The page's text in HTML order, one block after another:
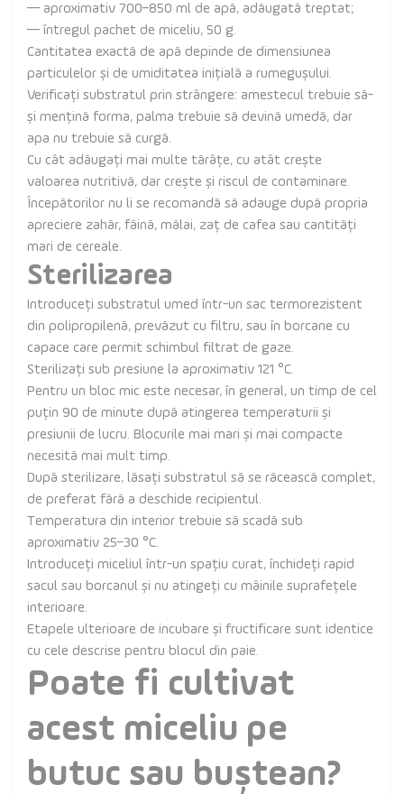
— aproximativ 700–850 ml de apă, adăugată treptat;
— întregul pachet de miceliu, 50 g.
Cantitatea exactă de apă depinde de dimensiunea
particulelor și de umiditatea inițială a rumegușului.
Verificați substratul prin strângere: amestecul trebuie să-
și mențină forma, palma trebuie să devină umedă, dar
apa nu trebuie să curgă.
Cu cât adăugați mai multe tărâțe, cu atât crește
valoarea nutritivă, dar crește și riscul de contaminare.
Începătorilor nu li se recomandă să adauge după propria
apreciere zahăr, făină, mălai, zaț de cafea sau cantități
mari de cereale.
Sterilizarea
Introduceți substratul umed într-un sac termorezistent
din polipropilenă, prevăzut cu filtru, sau în borcane cu
capace care permit schimbul filtrat de gaze.
Sterilizați sub presiune la aproximativ 121 °C.
Pentru un bloc mic este necesar, în general, un timp de cel
puțin 90 de minute după atingerea temperaturii și
presiunii de lucru. Blocurile mai mari și mai compacte
necesită mai mult timp.
După sterilizare, lăsați substratul să se răcească complet,
de preferat fără a deschide recipientul.
Temperatura din interior trebuie să scadă sub
aproximativ 25–30 °C.
Introduceți miceliul într-un spațiu curat, închideți rapid
sacul sau borcanul și nu atingeți cu mâinile suprafețele
interioare.
Etapele ulterioare de incubare și fructificare sunt identice
cu cele descrise pentru blocul din paie.
Poate fi cultivat
acest miceliu pe
butuc sau buștean?